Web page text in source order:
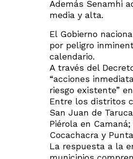
Además Senamhi
media y alta.
El Gobierno
por peligro
calendario.
A través del
“acciones
riesgo existente”
Entre los distritos
San Juan de
Piérola en
Cocachacra y
La respuesta a la